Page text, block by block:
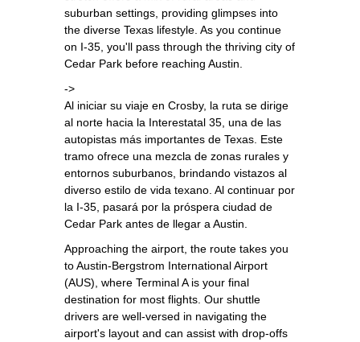
suburban settings, providing glimpses into
the diverse Texas lifestyle. As you continue
on I-35, you'll pass through the thriving city of
Cedar Park before reaching Austin.
->
Al iniciar su viaje en Crosby, la ruta se dirige
al norte hacia la Interestatal 35, una de las
autopistas más importantes de Texas. Este
tramo ofrece una mezcla de zonas rurales y
entornos suburbanos, brindando vistazos al
diverso estilo de vida texano. Al continuar por
la I-35, pasará por la próspera ciudad de
Cedar Park antes de llegar a Austin.
Approaching the airport, the route takes you
to Austin-Bergstrom International Airport
(AUS), where Terminal A is your final
destination for most flights. Our shuttle
drivers are well-versed in navigating the
airport's layout and can assist with drop-offs